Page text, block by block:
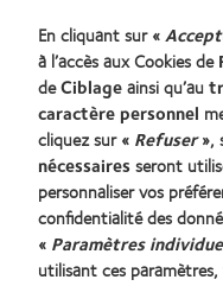
Contact
Légal
Politique de
Cookies
Conditions d'utilisation
Décret 2013
identifiant unique
En cliquant sur «
à l’accès aux Cookies de
deCiblageainsi qu’au
caractère personnel
cliquez sur « Refuser»,
nécessairesseront
personnaliser vos
confidentialité des
« Paramètres
utilisant ces